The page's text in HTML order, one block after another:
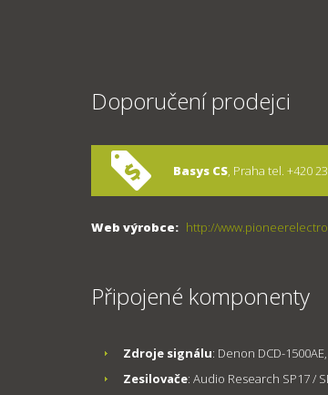
Doporučení prodejci
Basys CS, Praha tel. +420
Web výrobce: http://
Připojené komponenty
Zdroje signálu: Denon DCD-
Zesilovače: Audio Research SP17 /